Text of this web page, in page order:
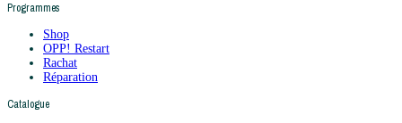
Programmes
Shop
OPP! Restart
Rachat
Réparation
Catalogue